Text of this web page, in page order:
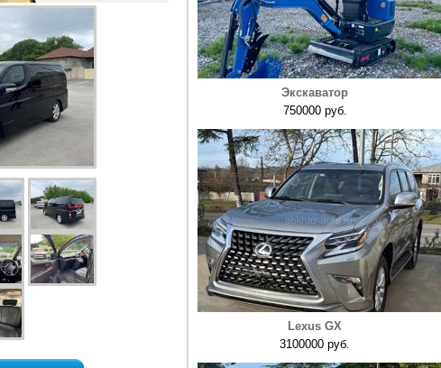
Экскаватор
750000 руб.
Lexus GX
3100000 руб.